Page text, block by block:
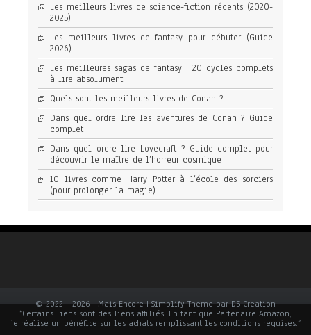
Les meilleurs livres de science-fiction récents (2020-
2025)
Les meilleurs livres de fantasy pour débuter (Guide
2026)
Les meilleures sagas de fantasy : 20 cycles complets
à lire absolument
Quels sont les meilleurs livres de Conan ?
Dans quel ordre lire les aventures de Conan ? Guide
complet
Dans quel ordre lire Lovecraft ? Guide complet pour
découvrir le maître de l’horreur cosmique
10 livres comme Harry Potter à l’école des sorciers
(pour prolonger la magie)
© 2022 - 2026 : Mais Encore | Simplify Theme par D5 Creation
“Certains liens sont des liens affiliés. En tant que Partenaire Amazon,
je réalise un bénéfice sur les achats remplissant les conditions requises.”